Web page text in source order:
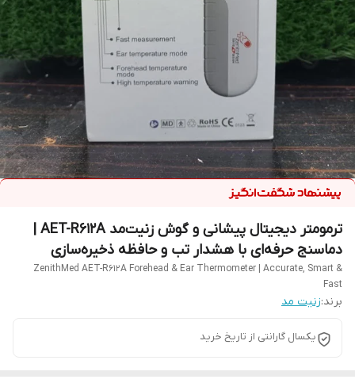
دماسنج حرفه‌ای با هشدار تب و حافظه ذخیره‌سازی
ZenithMed AET-R612A Forehead & Ear Thermometer | Accurate, Smart &
Fast
برند:زنیت مد
یکسال گارانتی از تاریخ خرید